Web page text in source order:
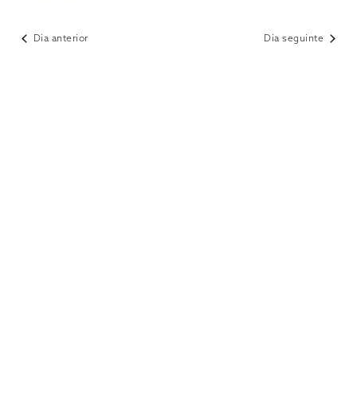
VIEWS
Dia anterior Dia seguinte